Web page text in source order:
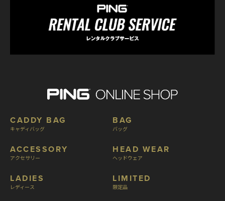
CADDY BAG
キャディバッグ
ACCESSORY
アクセサリー
LADIES
レディース
BAG
バッグ
HEAD WEAR
ヘッドウェア
LIMITED
限定品